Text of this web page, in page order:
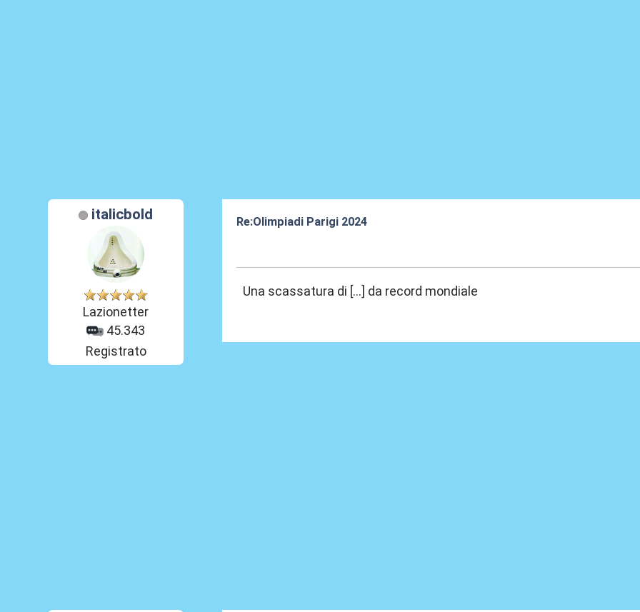
italicbold
Lazionetter
45.343
Registrato
Re:Olimpiadi Parigi 2024
Una scassatura di [...] da record mondiale